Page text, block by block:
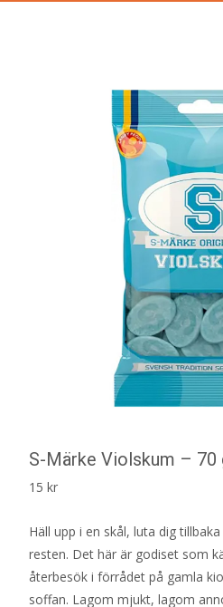
S-Märke Violskum – 70
15 kr
Häll upp i en skål, luta dig
resten. Det här är godiset som
återbesök i förrådet på gamla
soffan. Lagom mjukt, lagom